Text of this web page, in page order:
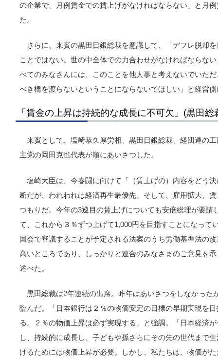
の企業で、月例賃金での賃上げがなければならない」と月
た。
さらに、来賓の黒田日銀総裁を意識して、「デフレ脱却
ことではない。世の中全体での力合わせがなければならな
べてのみなさんには、このことを他人事と考えないでいた
べき橋を渡らないということにならないでほしい」と経営
「賃金の上昇は持続的な成長に不可欠」(黒田総
来賓として、塩崎恭久厚労相、黒田日銀総裁、経団連の
主党の岡田克也代表が順にあいさつした。
塩崎大臣は、今春闘に向けて「（賃上げの）内容をどう
断だが、われわれは経済再生最優先、そして、雇用拡大、
つもりだ。今年の3巡目の賃上げについても安倍総理が要請
て、これから３％ずつ上げて1,000円を目指すことになって
国会で審議することが予定される法案のうち労働基準法の
高いところであり、しっかりと連合のみなさまのご意見を
述べた。
黒田総裁は2年連続の出席。昨年はあいさつをしなかった
臨んだ。「日本銀行は２％の物価安定の目標の早期実現を
る。２％の物価上昇は必ず実現する」と強調。「日本経済
し、持続的に成長し、子どもや孫さらにその先の世代まで
けるためには物価上昇が必要。しかし、私たちは、物価が